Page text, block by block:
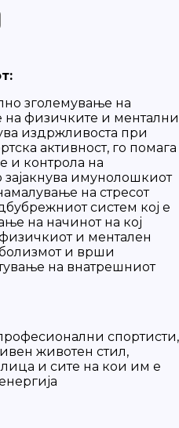
зголемување на
на физичките и ментални
издржливоста при
активност, го помага
и контрола на
имунолошкиот
на стресот
систем кој е
на начинот на кој
и ментален
и врши
на внатрешниот
спортисти,
животен стил,
и сите на кои им е